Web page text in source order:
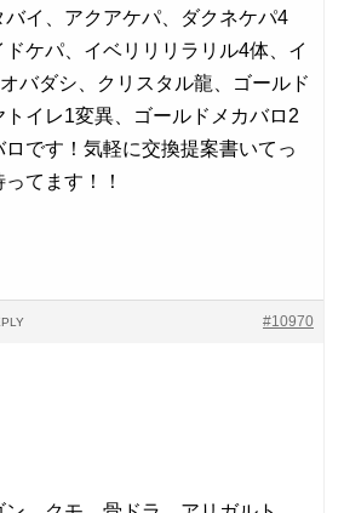
イ、アクアケパ、ダクネケパ4
ケパ、イベリリリラリル4体、イ
バダシ、クリスタル龍、ゴールド
トイレ1変異、ゴールドメカバロ2
です！気軽に交換提案書いてっ
てます！！
#10970